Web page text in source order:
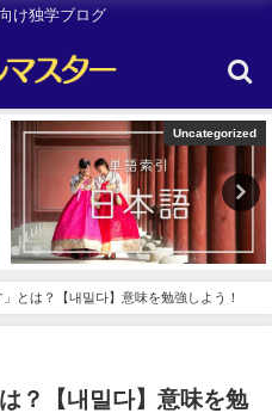
け独学ブログ
Uncategorized
とは？【내밀다】意味を勉強しよう！
？【내밀다】意味を勉